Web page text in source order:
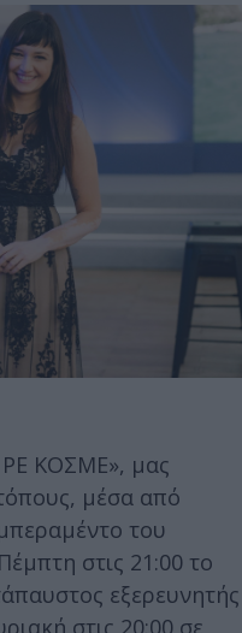
ΡΕ ΚΟΣΜΕ», μας
μέσα από
του
στις 21:00 το
εξερευνητής